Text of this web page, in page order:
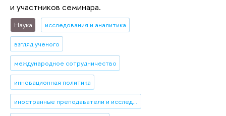
и участников семинара.
Наука исследования и аналитика
взгляд ученого
международное сотрудничество
инновационная политика
иностранные преподаватели и исследователи